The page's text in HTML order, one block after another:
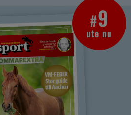
#9
ute nu